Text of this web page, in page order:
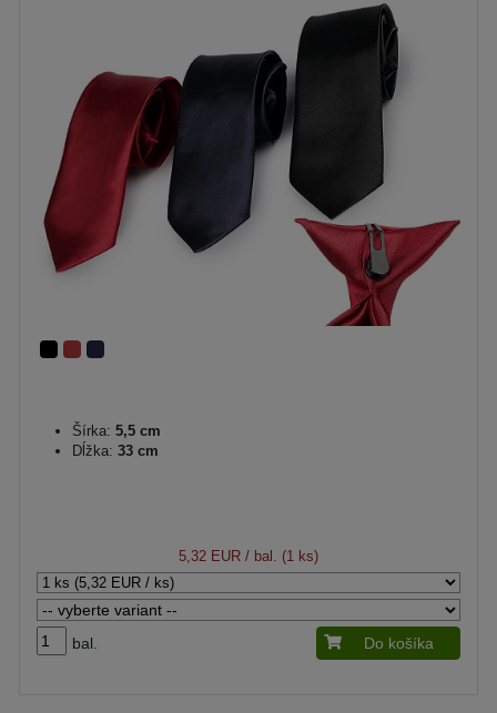
Šírka: 5,5 cm
Dĺžka: 33 cm
5,32 EUR / bal. (1 ks)
bal. Do košíka